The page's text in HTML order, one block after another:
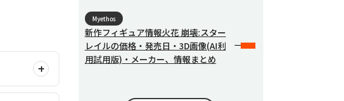
Myethos
新作フィギュア情報火花 崩壊:スター
レイルの価格・発売日・3D画像(AI利
用試用版)・メーカー、情報まとめ